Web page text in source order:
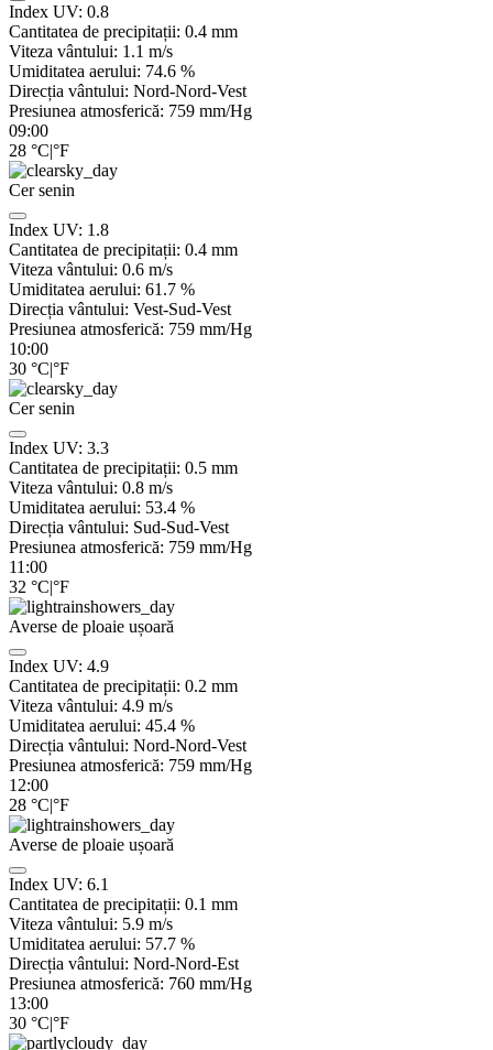
Index UV: 0.8
Cantitatea de precipitații: 0.4 mm
Viteza vântului: 1.1 m/s
Umiditatea aerului: 74.6 %
Direcția vântului: Nord-Nord-Vest
Presiunea atmosferică: 759 mm/Hg
09:00
28 °C|°F
Cer senin
Index UV: 1.8
Cantitatea de precipitații: 0.4 mm
Viteza vântului: 0.6 m/s
Umiditatea aerului: 61.7 %
Direcția vântului: Vest-Sud-Vest
Presiunea atmosferică: 759 mm/Hg
10:00
30 °C|°F
Cer senin
Index UV: 3.3
Cantitatea de precipitații: 0.5 mm
Viteza vântului: 0.8 m/s
Umiditatea aerului: 53.4 %
Direcția vântului: Sud-Sud-Vest
Presiunea atmosferică: 759 mm/Hg
11:00
32 °C|°F
Averse de ploaie ușoară
Index UV: 4.9
Cantitatea de precipitații: 0.2 mm
Viteza vântului: 4.9 m/s
Umiditatea aerului: 45.4 %
Direcția vântului: Nord-Nord-Vest
Presiunea atmosferică: 759 mm/Hg
12:00
28 °C|°F
Averse de ploaie ușoară
Index UV: 6.1
Cantitatea de precipitații: 0.1 mm
Viteza vântului: 5.9 m/s
Umiditatea aerului: 57.7 %
Direcția vântului: Nord-Nord-Est
Presiunea atmosferică: 760 mm/Hg
13:00
30 °C|°F